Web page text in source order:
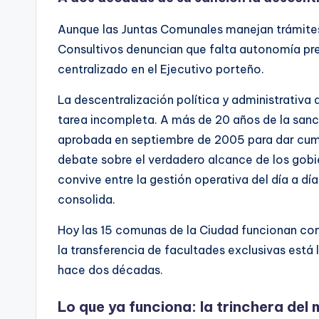
Aunque las Juntas Comunales manejan
Consultivos denuncian que falta autonomía
centralizado en el Ejecutivo porteño.
La descentralización política y administrativa
tarea incompleta. A más de 20 años de la
aprobada en septiembre de 2005 para dar
debate sobre el verdadero alcance de los
convive entre la gestión operativa del día a
consolida.
Hoy las 15 comunas de la Ciudad funcionan
la transferencia de facultades exclusivas está
hace dos décadas.
Lo que ya funciona: la trinchera del